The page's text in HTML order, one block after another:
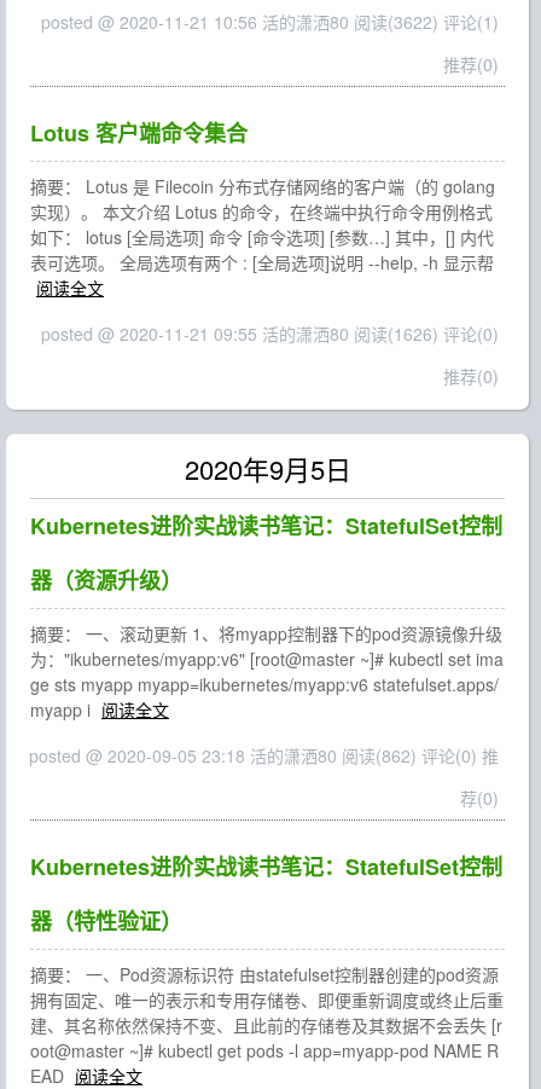
posted @ 2020-11-21 10:56 活的潇洒80 阅读(3622) 评论(1)
推荐(0)
Lotus 客户端命令集合
摘要： Lotus 是 Filecoin 分布式存储网络的客户端（的 golang
实现）。 本文介绍 Lotus 的命令，在终端中执行命令用例格式
如下： lotus [全局选项] 命令 [命令选项] [参数…] 其中，[] 内代
表可选项。 全局选项有两个 : [全局选项]说明 --help, -h 显示帮
阅读全文
posted @ 2020-11-21 09:55 活的潇洒80 阅读(1626) 评论(0)
推荐(0)
2020年9月5日
Kubernetes进阶实战读书笔记：StatefulSet控制
器（资源升级）
摘要： 一、滚动更新 1、将myapp控制器下的pod资源镜像升级
为："ikubernetes/myapp:v6" [root@master ~]# kubectl set ima
ge sts myapp myapp=ikubernetes/myapp:v6 statefulset.apps/
myapp i 阅读全文
posted @ 2020-09-05 23:18 活的潇洒80 阅读(862) 评论(0) 推
荐(0)
Kubernetes进阶实战读书笔记：StatefulSet控制
器（特性验证）
摘要： 一、Pod资源标识符 由statefulset控制器创建的pod资源
拥有固定、唯一的表示和专用存储卷、即便重新调度或终止后重
建、其名称依然保持不变、且此前的存储卷及其数据不会丢失 [r
oot@master ~]# kubectl get pods -l app=myapp-pod NAME R
EAD 阅读全文